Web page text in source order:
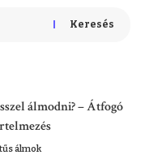
Keresés
álmodni? – Átfogó
álmok